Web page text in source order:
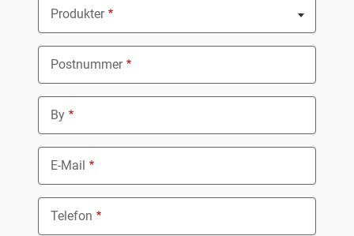
Produkter
Nothing selected
Postnummer
By
E-Mail
Telefon